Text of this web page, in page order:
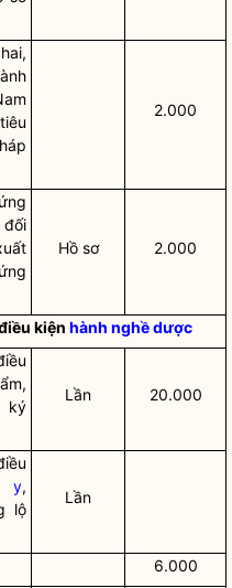
2.000
Hồ sơ 2.000
kiện hành nghề dược
ký
Lần 20.000
y,
lộ
Lần
6.000